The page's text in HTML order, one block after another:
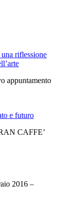
riflessione
appuntamento
e futuro
CAFFE’
2016 –